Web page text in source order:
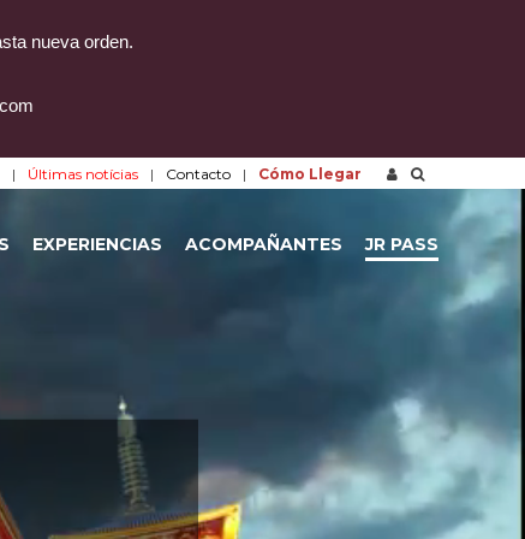
nueva orden.
Últimas notícias Contacto Cómo Llegar
EXPERIENCIAS ACOMPAÑANTES JR PASS